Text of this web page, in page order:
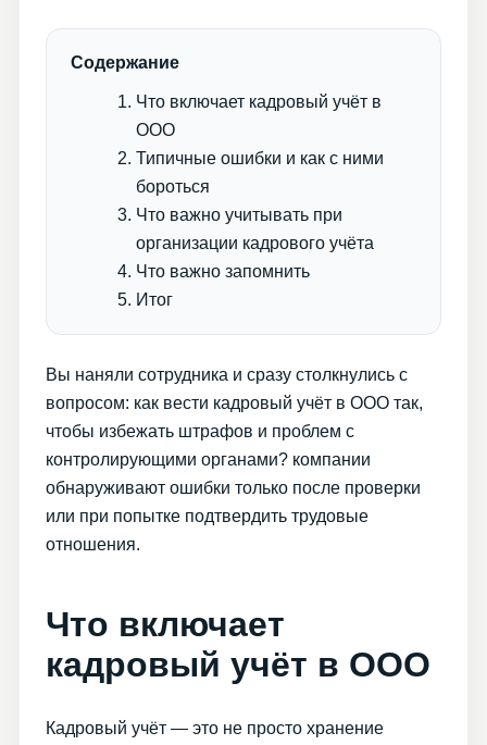
Содержание
Что включает кадровый учёт в
ООО
Типичные ошибки и как с ними
бороться
Что важно учитывать при
организации кадрового учёта
Что важно запомнить
Итог
Вы наняли сотрудника и сразу столкнулись с
вопросом: как вести кадровый учёт в ООО так,
чтобы избежать штрафов и проблем с
контролирующими органами? компании
обнаруживают ошибки только после проверки
или при попытке подтвердить трудовые
отношения.
Что включает
кадровый учёт в ООО
Кадровый учёт — это не просто хранение